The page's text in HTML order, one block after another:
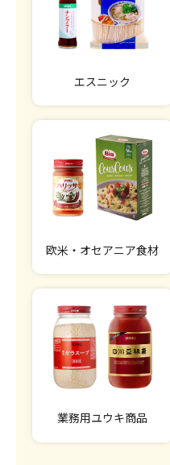
エスニック
欧米・オセアニア食材
業務用ユウキ商品